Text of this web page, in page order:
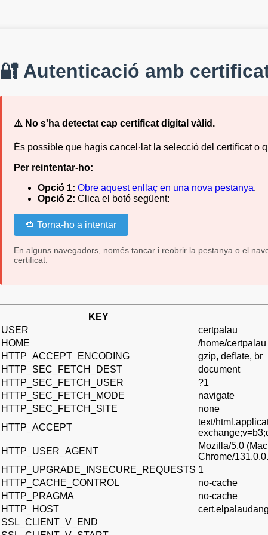
🔐 Autenticació amb
⚠️ No s'ha detectat cap certificat digital vàlid.
És possible que hagis cancel·lat la selecció del certificat o
Per reintentar-ho:
Opció 1: Obre aquest enllaç en una nova pestanya.
Opció 2: Clica el botó següent:
🔁 Torna-ho a intentar
En alguns navegadors, només tancar i reobrir la pestanya o el
certificat.
KEY
USER
certpalau
HOME
/home/certpalau
HTTP_ACCEPT_ENCODING
gzip, deflate, br
HTTP_SEC_FETCH_DEST
document
HTTP_SEC_FETCH_USER
?1
HTTP_SEC_FETCH_MODE
navigate
HTTP_SEC_FETCH_SITE
none
HTTP_ACCEPT
text/
HTTP_USER_AGENT
Mozilla/5.0
Chrome/
HTTP_UPGRADE_INSECURE_REQUESTS 1
HTTP_CACHE_CONTROL
no-cache
HTTP_PRAGMA
no-cache
HTTP_HOST
SSL_CLIENT_V_END